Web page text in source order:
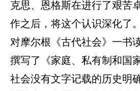
克思、恩格斯在进行了艰苦
作之后，将这个认识深化了
对摩尔根《古代社会》一书
撰写了《家庭、私有制和国
社会没有文字记载的历史明